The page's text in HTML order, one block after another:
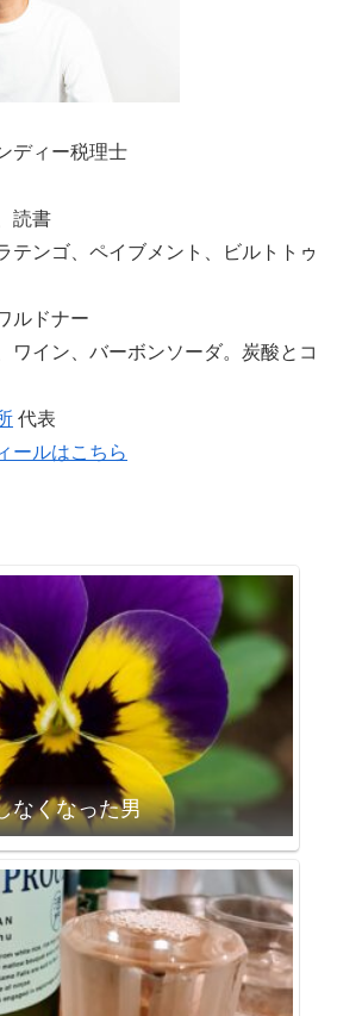
ディー税理士
読書
テンゴ、ペイブメント、ビルトトゥ
ルドナー
ワイン、バーボンソーダ。炭酸とコ
代表
ールはこちら
なくなった男